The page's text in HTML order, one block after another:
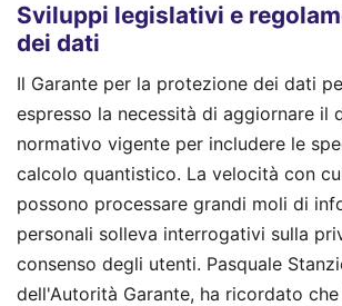
Sviluppi legislativi e
dei dati
Il Garante per la protezione dei dati
espresso la necessità di aggiornare il
normativo vigente per includere le
calcolo quantistico. La velocità con
possono processare grandi moli di
personali solleva interrogativi sulla
consenso degli utenti. Pasquale
dell'Autorità Garante, ha ricordato